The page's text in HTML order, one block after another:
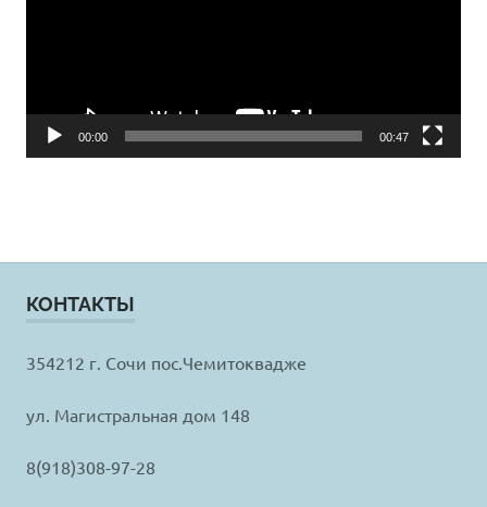
00:00 00:47
КОНТАКТЫ
354212 г. Сочи пос.Чемитоквадже
ул. Магистральная дом 148
8(918)308-97-28